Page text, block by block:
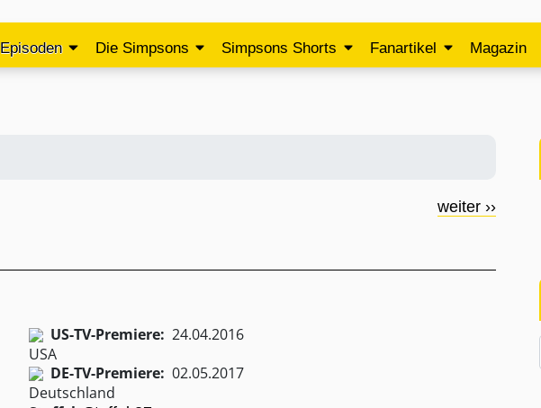
Episoden Die Simpsons Simpsons Shorts Fanartikel Magazin
weiter ››
US-TV-Premiere: 24.04.2016
DE-TV-Premiere: 02.05.2017